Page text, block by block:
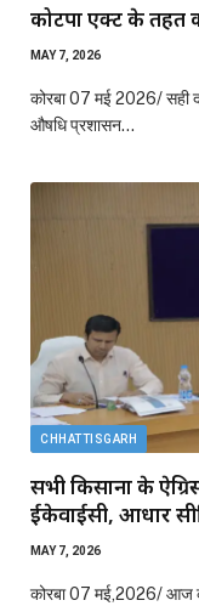
कोटपा एक्ट के तहत
MAY 7, 2026
कोरबा 07 मई 2026/ सही
औषधि प्रशासन…
CHHATTISGARH
सभी किसानों के
ईकेवाईसी, आधार
MAY 7, 2026
कोरबा 07 मई,2026/ आज